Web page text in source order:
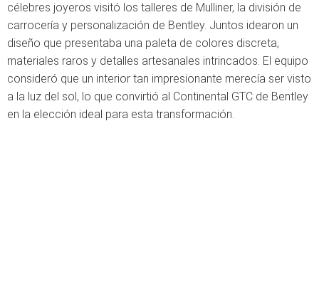
célebres joyeros visitó los talleres de Mulliner, la división de
carrocería y personalización de Bentley. Juntos idearon un
diseño que presentaba una paleta de colores discreta,
materiales raros y detalles artesanales intrincados. El equipo
consideró que un interior tan impresionante merecía ser visto
a la luz del sol, lo que convirtió al Continental GTC de Bentley
en la elección ideal para esta transformación.